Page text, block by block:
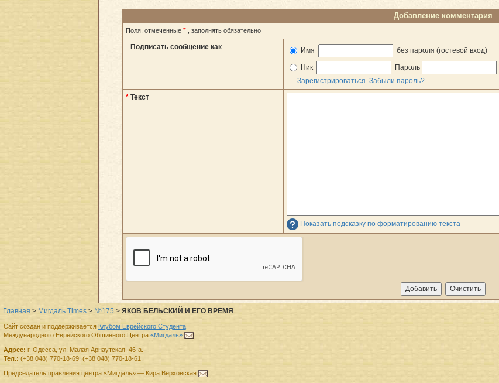
Добавление комментария
Поля, отмеченные * , заполнять обязательно
Подписать сообщение как Имя без пароля (гостевой вход)
Ник Пароль
Зарегистрироваться Забыли пароль?
* Текст
Показать подсказку по форматированию текста
Главная > Мигдаль Times > №175 > ЯКОВ БЕЛЬСКИЙ И ЕГО ВРЕМЯ
Сайт создан и поддерживается Клубом Еврейского Студента
Международного Еврейского Общинного Центра «Мигдаль» .
Адрес: г. Одесса, ул. Малая Арнаутская, 46-а.
Тел.: (+38 048) 770-18-69, (+38 048) 770-18-61
Председатель правленияцентра «Мигдаль»— Кира Верховская .